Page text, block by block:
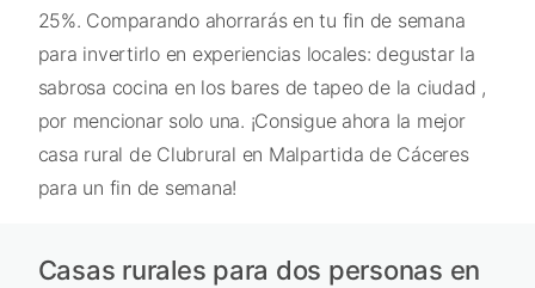
25%. Comparando ahorrarás en tu fin de semana
para invertirlo en experiencias locales: degustar la
sabrosa cocina en los bares de tapeo de la ciudad ,
por mencionar solo una. ¡Consigue ahora la mejor
casa rural de Clubrural en Malpartida de Cáceres
para un fin de semana!
Casas rurales para dos personas en